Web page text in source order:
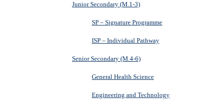
Junior Secondary (M.1-3)
SP – Signature Programme
ISP – Individual Pathway
Senior Secondary (M.4-6)
General Health Science
Engineering and Technology